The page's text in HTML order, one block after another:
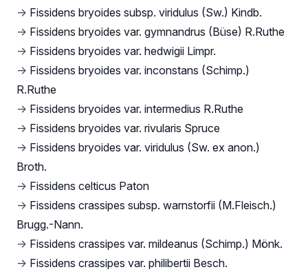
→ Fissidens bryoides subsp. viridulus (Sw.) Kindb.
→ Fissidens bryoides var. gymnandrus (Büse) R.Ruthe
→ Fissidens bryoides var. hedwigii Limpr.
→ Fissidens bryoides var. inconstans (Schimp.)
R.Ruthe
→ Fissidens bryoides var. intermedius R.Ruthe
→ Fissidens bryoides var. rivularis Spruce
→ Fissidens bryoides var. viridulus (Sw. ex anon.)
Broth.
→ Fissidens celticus Paton
→ Fissidens crassipes subsp. warnstorfii (M.Fleisch.)
Brugg.-Nann.
→ Fissidens crassipes var. mildeanus (Schimp.) Mönk.
→ Fissidens crassipes var. philibertii Besch.